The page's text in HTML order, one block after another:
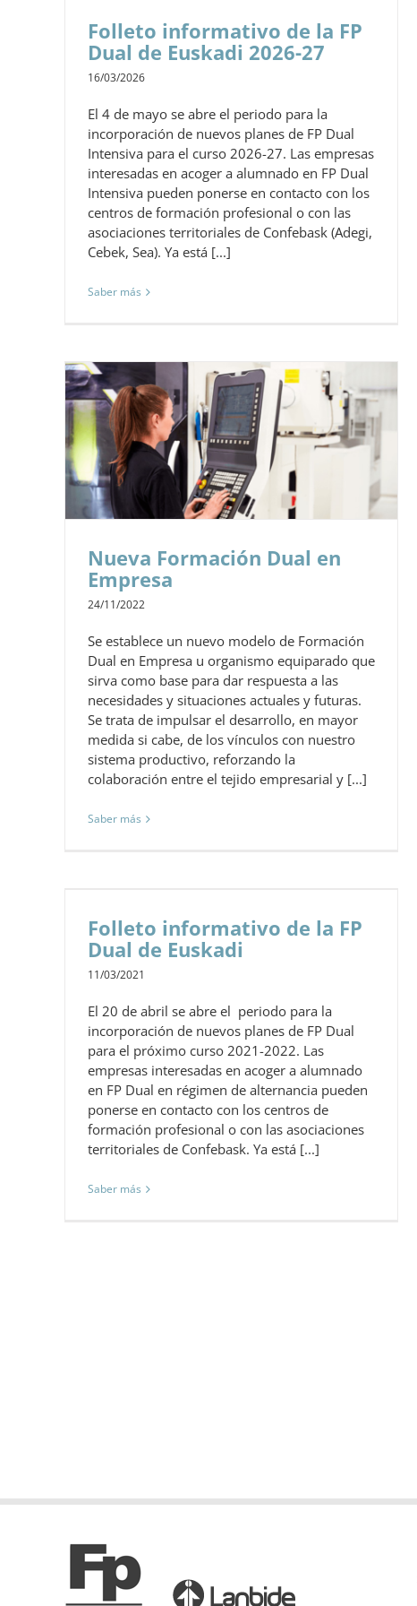
Folleto informativo de la FP
Dual de Euskadi 2026-27
16/03/2026
El 4 de mayo se abre el periodo para la
incorporación de nuevos planes de FP Dual
Intensiva para el curso 2026-27. Las empresas
interesadas en acoger a alumnado en FP Dual
Intensiva pueden ponerse en contacto con los
centros de formación profesional o con las
asociaciones territoriales de Confebask (Adegi,
Cebek, Sea). Ya está [...]
Saber más
Nueva Formación Dual en
Empresa
24/11/2022
Se establece un nuevo modelo de Formación
Dual en Empresa u organismo equiparado que
sirva como base para dar respuesta a las
necesidades y situaciones actuales y futuras.
Se trata de impulsar el desarrollo, en mayor
medida si cabe, de los vínculos con nuestro
sistema productivo, reforzando la
colaboración entre el tejido empresarial y [...]
Saber más
Folleto informativo de la FP
Dual de Euskadi
11/03/2021
El 20 de abril se abre el periodo para la
incorporación de nuevos planes de FP Dual
para el próximo curso 2021-2022. Las
empresas interesadas en acoger a alumnado
en FP Dual en régimen de alternancia pueden
ponerse en contacto con los centros de
formación profesional o con las asociaciones
territoriales de Confebask. Ya está [...]
Saber más